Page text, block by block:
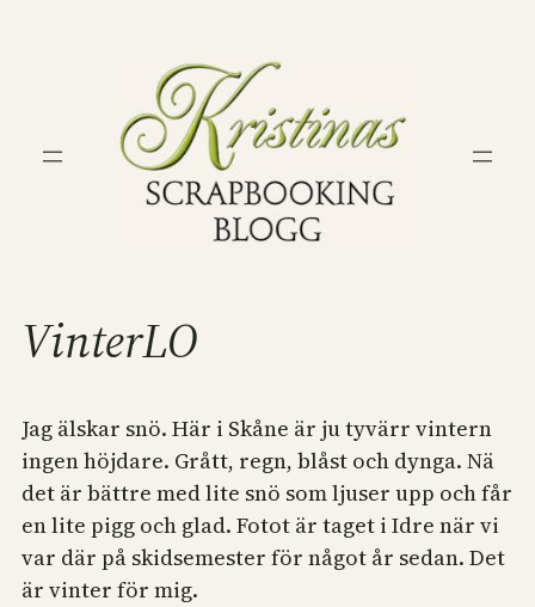
VinterLO
Jag älskar snö. Här i Skåne är ju tyvärr vintern
ingen höjdare. Grått, regn, blåst och dynga. Nä
det är bättre med lite snö som ljuser upp och får
en lite pigg och glad. Fotot är taget i Idre när vi
var där på skidsemester för något år sedan. Det
är vinter för mig.